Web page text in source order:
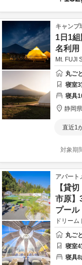
キャンプ
1日1
名利用
Mt. FUJI
丸ご
寝室3
寝具
静岡県
直近1
対象期
アパート
【貸
市原】
プール
ドリー
丸ご
寝室4
寝具8